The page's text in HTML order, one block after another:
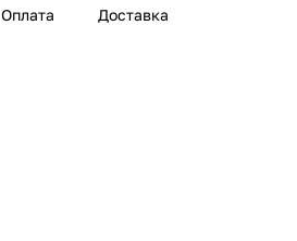
Оплата Доставка